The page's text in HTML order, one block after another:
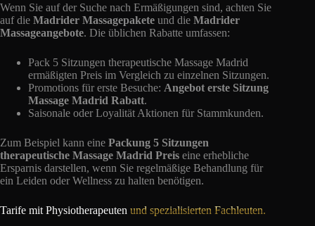
Wenn Sie auf der Suche nach Ermäßigungen sind, achten Sie
auf die Madrider Massagepakete und die Madrider
Massageangebote. Die üblichen Rabatte umfassen:
Pack 5 Sitzungen therapeutische Massage Madrid
ermäßigten Preis im Vergleich zu einzelnen Sitzungen.
Promotions für erste Besuche: Angebot erste Sitzung
Massage Madrid Rabatt.
Saisonale oder Loyalität Aktionen für Stammkunden.
Zum Beispiel kann eine Packung 5 Sitzungen
therapeutische Massage Madrid Preis eine erhebliche
Ersparnis darstellen, wenn Sie regelmäßige Behandlung für
ein Leiden oder Wellness zu halten benötigen.
Tarife mit Physiotherapeuten und spezialisierten Fachleuten.